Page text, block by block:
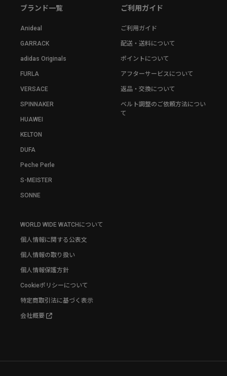
ブランド一覧
Anideal
GARRACK
adidas Originals
FURLA
VERSACE
SPINNAKER
HUAWEI
KELTON
DUFA
Peche Perle
S-MEISTER
SONNE
ご利用ガイド
ご利用ガイド
配送・送料について
ポイントについて
アフターサービスについて
返品・交換について
ベルト調整のご依頼方法につい
て
WORLD WIDE WATCHについて
個人情報に関する公表文
個人情報の取り扱い
個人情報保護方針
Cookieポリシーについて
特定商取引法に基づく表示
会社概要